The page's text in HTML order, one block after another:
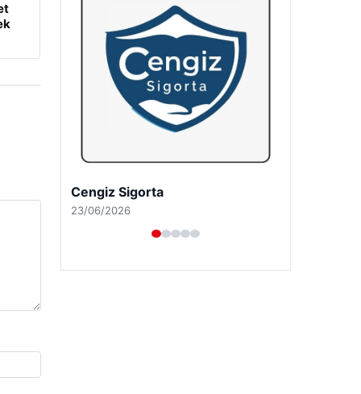
Hastaş Beton
26/05/2026